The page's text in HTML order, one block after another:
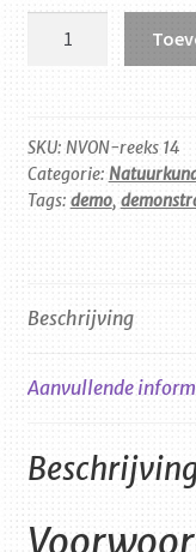
SKU: NVON-reeks 14
Categorie:
Tags: demo,
Beschrijving
Aanvullende